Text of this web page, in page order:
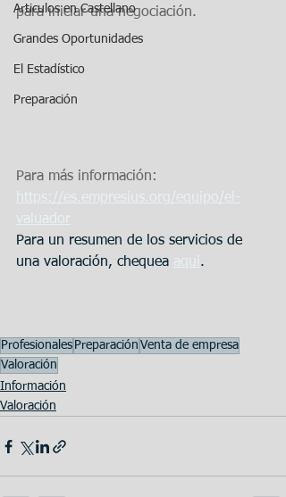
Articulos en Castellano
Grandes Oportunidades
El Estadístico
Preparación
para iniciar una negociación.
Para más información:
https://es.empresius.org/equipo/el-
valuador
Para un resumen de los servicios de
una valoración, chequea aqui .
Profesionales Preparación Venta de empresa
Valoración
Información
Valoración